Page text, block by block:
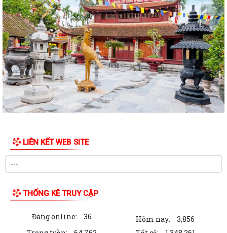
CHIẾM LÒNG ĐƯỜNG, VỈA HÈ
PHƯỜNG LÊ THANH NGHỊ: LAN TỎA HIỆU QUẢ TỪ MÔ HÌNH "NGÀY
THỨ TƯ KHÔNG HẸN" VÀ "NGÀY THỨ NĂM SẺ CHIA"
CHỦ ĐỘNG PHÒNG, CHỐNG BỆNH SỐT XUẤT HUYẾT
ĐẨY MẠNH TUYÊN TRUYỀN CÔNG TÁC DÂN SỐ TRONG TÌNH HÌNH MỚI
BAN THƯỜNG VỤ ĐẢNG ỦY PHƯỜNG LÊ THANH NGHỊ XEM XÉT, CHO Ý
KIẾN ĐỐI VỚI NHIỀU NỘI DUNG TRỌNG TÂM VỀ...
xây dựng lại chung cư cũ,...
Nghị quyết Sửa đổi, bổ sung bảng giá đất lần đầu trên địa bàn thành
phố tại Nghị quyết số...
Nghị quyết Về việc thông qua điều chỉnh, bổ sung danh mục các dự án,
Nghị quyết Điều chỉnh, bổ sung kế hoạch đầu tư công thành phố năm
LIÊN KẾT WEB SITE
THỐNG KÊ TRUY CẬP
Đang online: 36 Hôm nay:
3,856